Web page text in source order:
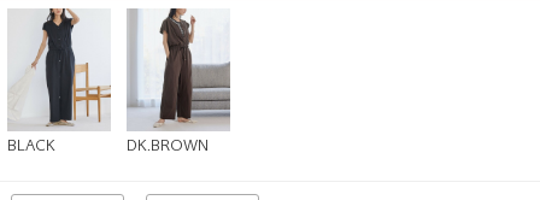
BLACK DK.BROWN